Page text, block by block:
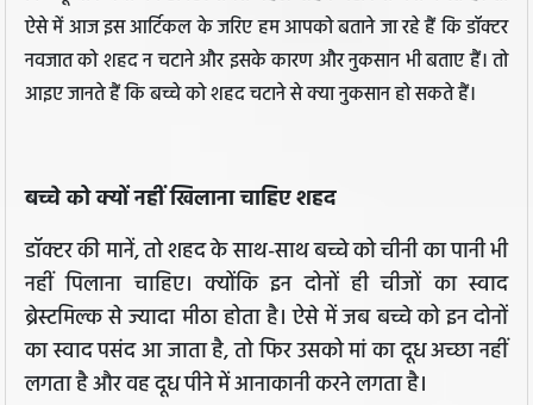
ऐसे में आज इस आर्टिकल के जरिए हम आपको बताने जा रहे हैं कि डॉक्टर
नवजात को शहद न चटाने और इसके कारण और नुकसान भी बताए हैं। तो
आइए जानते हैं कि बच्चे को शहद चटाने से क्या नुकसान हो सकते हैं।
बच्चे को क्यों नहीं खिलाना चाहिए शहद
डॉक्टर की मानें, तो शहद के साथ-साथ बच्चे को चीनी का पानी भी
नहीं पिलाना चाहिए। क्योंकि इन दोनों ही चीजों का स्वाद
ब्रेस्टमिल्क से ज्यादा मीठा होता है। ऐसे में जब बच्चे को इन दोनों
का स्वाद पसंद आ जाता है, तो फिर उसको मां का दूध अच्छा नहीं
लगता है और वह दूध पीने में आनाकानी करने लगता है।